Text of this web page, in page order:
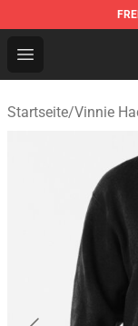
Open menu
Vinnie
Startseite/Vinnie